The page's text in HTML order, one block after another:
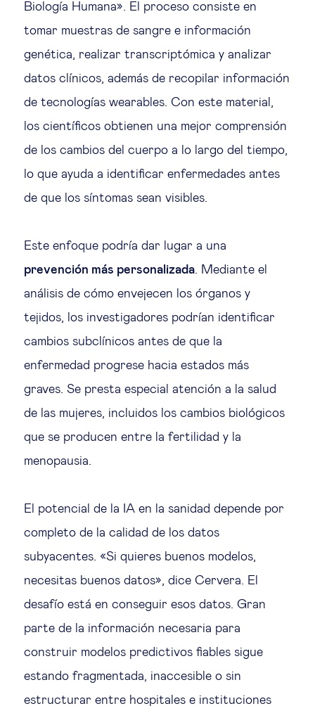
Biología Humana». El proceso consiste en
tomar muestras de sangre e información
genética, realizar transcriptómica y analizar
datos clínicos, además de recopilar información
de tecnologías wearables. Con este material,
los científicos obtienen una mejor comprensión
de los cambios del cuerpo a lo largo del tiempo,
lo que ayuda a identificar enfermedades antes
de que los síntomas sean visibles.
Este enfoque podría dar lugar a una
prevención más personalizada. Mediante el
análisis de cómo envejecen los órganos y
tejidos, los investigadores podrían identificar
cambios subclínicos antes de que la
enfermedad progrese hacia estados más
graves. Se presta especial atención a la salud
de las mujeres, incluidos los cambios biológicos
que se producen entre la fertilidad y la
menopausia.
El potencial de la IA en la sanidad depende por
completo de la calidad de los datos
subyacentes. «Si quieres buenos modelos,
necesitas buenos datos», dice Cervera. El
desafío está en conseguir esos datos. Gran
parte de la información necesaria para
construir modelos predictivos fiables sigue
estando fragmentada, inaccesible o sin
estructurar entre hospitales e instituciones